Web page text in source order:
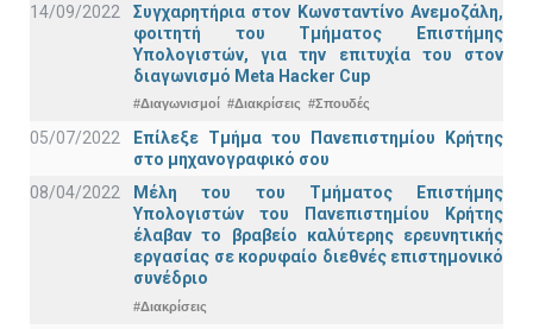
14/09/2022
Συγχαρητήρια στον Κωνσταντίνο Ανεμοζάλη,
φοιτητή του Τμήματος Επιστήμης
Υπολογιστών, για την επιτυχία του στον
διαγωνισμό Meta Hacker Cup
#Διαγωνισμοί #Διακρίσεις #Σπουδές
05/07/2022
Επίλεξε Τμήμα του Πανεπιστημίου Κρήτης
στο μηχανογραφικό σου
08/04/2022
Μέλη του του Τμήματος Επιστήμης
Υπολογιστών του Πανεπιστημίου Κρήτης
έλαβαν το βραβείο καλύτερης ερευνητικής
εργασίας σε κορυφαίο διεθνές επιστημονικό
συνέδριο
#Διακρίσεις